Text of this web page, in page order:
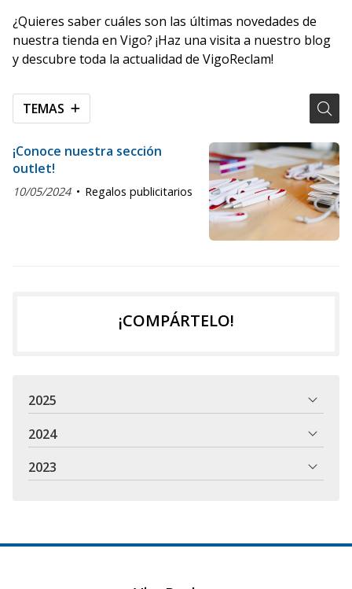
¿Quieres saber cuáles son las últimas novedades de
nuestra tienda en Vigo? ¡Haz una visita a nuestro blog
y descubre toda la actualidad de VigoReclam!
TEMAS
¡Conoce nuestra sección
outlet!
10/05/2024 Regalos publicitarios
¡COMPÁRTELO!
2025
2024
2023